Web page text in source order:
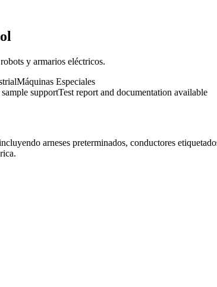
y armarios eléctricos.
Máquinas Especiales
supportTest report and documentation available
arneses preterminados, conductores